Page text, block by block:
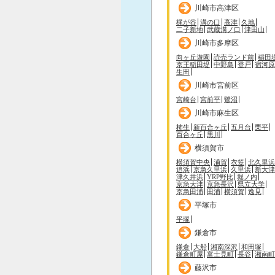
川崎市高津区
梶が谷 溝の口 高津 久地
二子新地 武蔵溝ノ口 津田山
川崎市多摩区
向ヶ丘遊園 読売ランド前 稲田
京王稲田堤 中野島 登戸 宿河原
生田
川崎市宮前区
宮崎台 宮前平 鷺沼
川崎市麻生区
柿生 新百合ヶ丘 五月台 栗平
百合ヶ丘 黒川
横須賀市
横須賀中央 浦賀 衣笠 北久里浜
追浜 京急久里浜 久里浜 新大津
津久井浜 YRP野比 堀ノ内
京急大津 京急長沢
県立大学
京急田浦
田浦 横須賀 逸見
平塚市
平塚
鎌倉市
鎌倉 大船 湘南深沢 和田塚
鎌倉町屋 富士見町 長谷 湘南
藤沢市